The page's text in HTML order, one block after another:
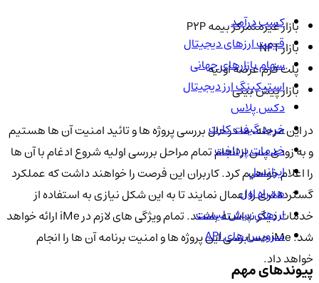
بازار غیرمتمرکز بیمه P2P
بازار NFT
پلت فرم عرضه اولیه
بازار پیش بینی
در این مرحله، ما در حال بررسی پروژه ها و تائید امنیت آن ها هستیم
و به زودی پس از انجام تمام مراحل بررسی اولیه شروع ادغام با آن ها
را اعلام خواهیم کرد. کاربران این فرصت را خواهند داشت که عملکرد
گسترده تری را اعمال نمایند تا به این شکل نیازی به استفاده از
خدمات دیگر نداشته باشند. تمام ویژگی های لازم در iMe ارائه خواهد
شد. iMe حسابرسی این پروژه ها و امنیت برنامه آن ها را انجام
خواهد داد.
کسب درآمد
قیمت ارزهای دیجیتال
سهام بازارهای جهانی
استیکینگ ارز دیجیتال
دکس پلاس
خرید گیفت کارت
خدمات پرداخت
ایرانسل
همراه اول
ارزهای پیش لیست
سرویس های API
پیوندهای مهم